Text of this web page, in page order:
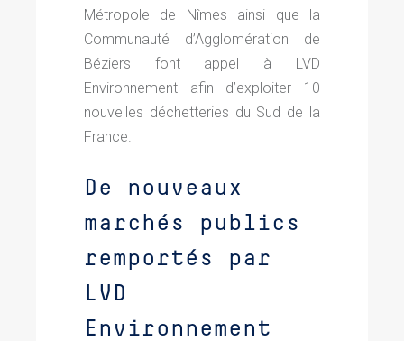
Métropole de Nîmes ainsi que la
Communauté d’Agglomération de
Béziers font appel à LVD
Environnement afin d’exploiter 10
nouvelles déchetteries du Sud de la
France.
De nouveaux
marchés publics
remportés par
LVD
Environnement